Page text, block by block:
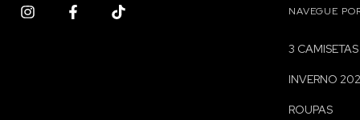
NAVEGUE
3
INVERNO
ROUPAS